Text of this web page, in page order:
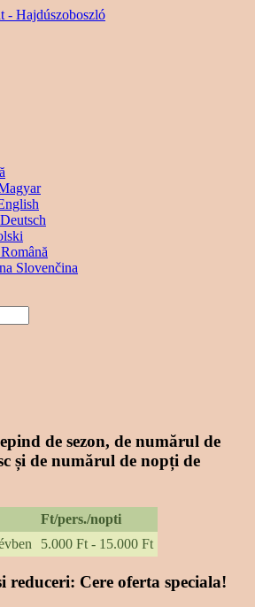
Deutsch
Română
Slovenčina
de sezon, de numărul de
și de numărul de nopți de
Ft/pers./nopti
5.000 Ft - 15.000 Ft
reduceri: Cere oferta speciala!